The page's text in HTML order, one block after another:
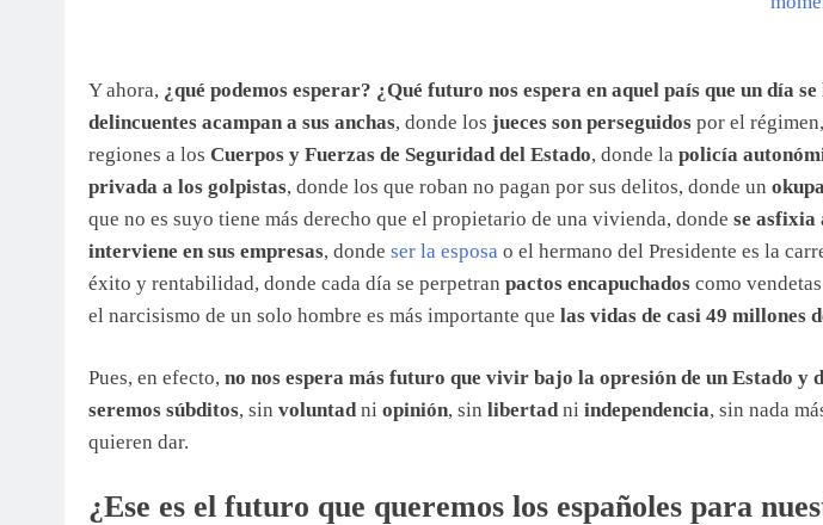
Y ahora, ¿qué podemos esperar? ¿Qué futuro nos espera en aquel país que un día
delincuentes acampan a sus anchas, donde los jueces son perseguidos por el
regiones a los Cuerpos y Fuerzas de Seguridad del Estado, donde la policía
privada a los golpistas, donde los que roban no pagan por sus delitos, donde un
que no es suyo tiene más derecho que el propietario de una vivienda, donde se asfixia
interviene en sus empresas, donde ser la esposa o el hermano del Presidente es la
éxito y rentabilidad, donde cada día se perpetran pactos encapuchados como
el narcisismo de un solo hombre es más importante que las vidas de casi 49 millones
Pues, en efecto, no nos espera más futuro que vivir bajo la opresión de un Estado y
seremos súbditos, sin voluntadni opinión, sin libertadni independencia, sin nada
quieren dar.
¿Ese es el futuro que queremos los españoles para